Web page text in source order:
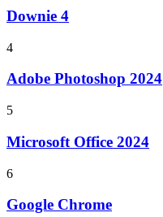
Downie 4
4
Adobe Photoshop 2024
5
Microsoft Office 2024
6
Google Chrome